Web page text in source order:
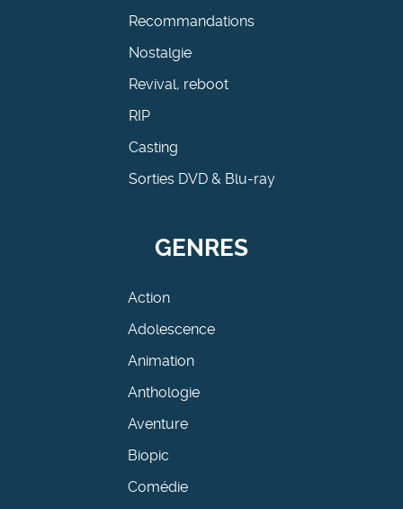
Recommandations
Nostalgie
Revival, reboot
RIP
Casting
Sorties DVD & Blu-ray
GENRES
Action
Adolescence
Animation
Anthologie
Aventure
Biopic
Comédie